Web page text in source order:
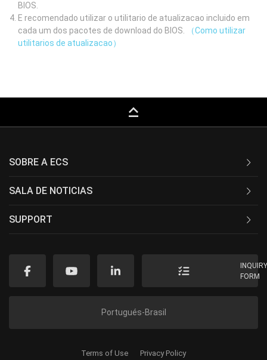
BIOS.
E recomendado utilizar o utilitario de atualizacao incluido em
cada um dos pacotes de download do BIOS.
（Como utilizar
utilitarios de atualizacao）
keyboard_capslock
SOBRE A ECS
SALA DE NOTICIAS
SUPPORT
FORM
Portugués-Brasil
Terms of Use Privacy Policy